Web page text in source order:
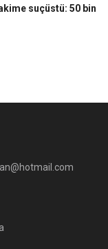
suçüstü: 50 bin